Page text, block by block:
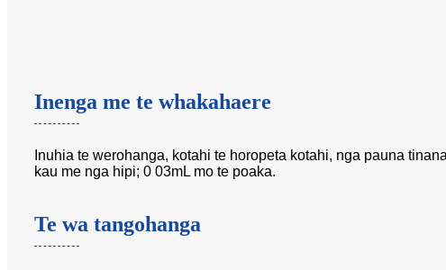
Inenga me te whakahaere
Inuhia te werohanga, kotahi te horopeta kotahi, nga pauna
kau me nga hipi; 0 03mL mo te poaka.
Te wa tangohanga